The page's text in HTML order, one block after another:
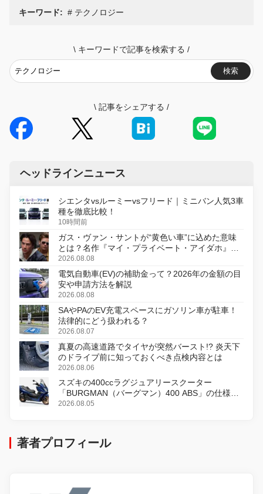
キーワード: テクノロジー
\ キーワードで記事を検索する /
検索
\ 記事をシェアする /
ヘッドラインニュース
シエンタvsルーミーvsフリード｜ミニバン人気3車
種を徹底比較！
10時間前
ガス・ヴァン・サントが“黄色い車”に込めた意味
とは？名作『マイ・プライベート・アイダホ』が
初のデジタルリマスター版で復活
2026.08.08
電気自動車(EV)の補助金って？2026年の金額の目
安や申請方法を解説
2026.08.08
SAやPAのEV充電スペースにガソリン車が駐車！
法律的にどう扱われる？
2026.08.07
真夏の高速道路でタイヤが突然バースト!? 炎天下
のドライブ前に知っておくべき点検内容とは
2026.08.06
スズキの400ccラグジュアリースクーター
「BURGMAN（バーグマン）400 ABS」の仕様を
変更し、8月18日に発売
2026.08.05
著者プロフィール